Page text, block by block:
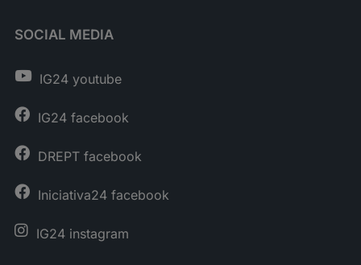
SOCIAL MEDIA
IG24 youtube
IG24 facebook
DREPT facebook
Iniciativa24 facebook
IG24 instagram